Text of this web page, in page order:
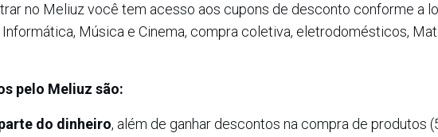
no Meliuz você tem acesso aos cupons de desconto conforme a
Música e Cinema, compra coletiva, eletrodomésticos,
pelo Meliuz são:
do dinheiro, além de ganhar descontos na compra de produtos